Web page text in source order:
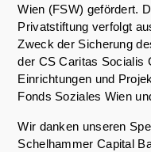
Wien (FSW) gefördert.
Privatstiftung verfolgt
Zweck der Sicherung
der CS Caritas Socialis
Einrichtungen und
Fonds Soziales Wien
Wir danken unseren
Schelhammer Capital